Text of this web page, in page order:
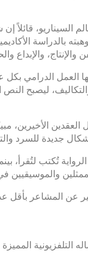
قائلاً إن
بالدراسة
والإنتاج، والإبداع
العمل الدرامي
ليصبح
العقدين الأخيرين،
جديدة للسرد
تُكتب لتُقرأ،
والموسيقيين
عن المشاعر